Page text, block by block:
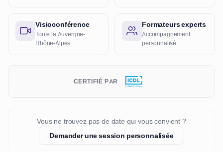
Visioconférence
Toute la Auvergne-
Rhône-Alpes
Formateurs experts
Accompagnement
personnalisé
CERTIFIÉ PAR
Vous ne trouvez pas de date qui vous convient ?
Demander une session personnalisée